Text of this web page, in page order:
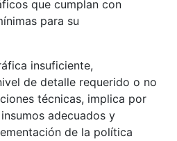
que cumplan con
para su
insuficiente,
de detalle requerido o no
técnicas, implica por
adecuados y
de la política